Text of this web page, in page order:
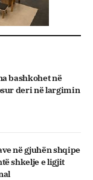
bashkohet në
deri në largimin
në gjuhën shqipe
shkelje e ligjit